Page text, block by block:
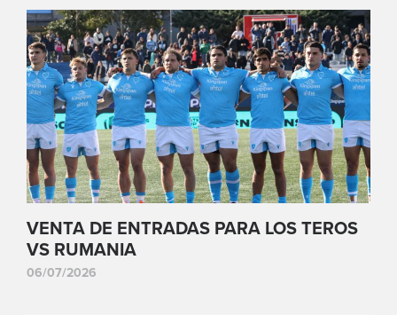
VENTA DE ENTRADAS PARA LOS TEROS
VS RUMANIA
06/07/2026